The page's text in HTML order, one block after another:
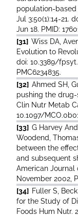
population-
Jul 3;50(1):14-21.
Jun 18. PMID:
[31] Wiss DA,
Evolution to
doi: 10.3389/
PMC6234835.
[32] Ahmed SH,
pushing the
Clin Nutr Metab
10.1097/
[33] G Harvey
Woodend,
between the
and subsequent
American Journal
November 2002,
[34] Fuller S,
for the Study of
Foods Hum Nutr.